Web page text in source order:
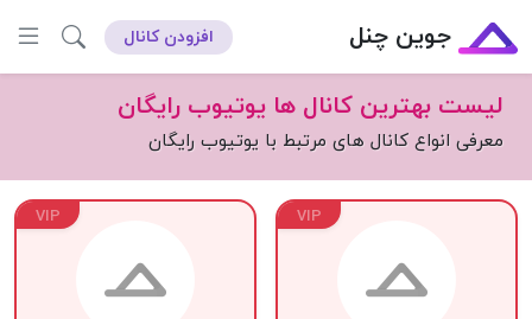
جوین چنل افزودن کانال
لیست بهترین کانال ها یوتیوب رایگان
معرفی انواع کانال های مرتبط با یوتیوب رایگان
VIP
VIP